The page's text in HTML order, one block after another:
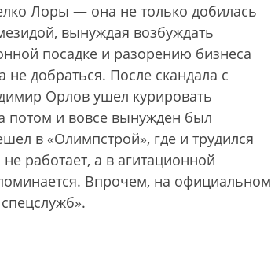
Лоры — она не только добилась
вынуждая возбуждать
посадке и разорению бизнеса
добраться. После скандала с
Орлов ушел курировать
потом и вовсе вынужден был
в «Олимпстрой», где и трудился
работает, а в агитационной
Впрочем, на официальном